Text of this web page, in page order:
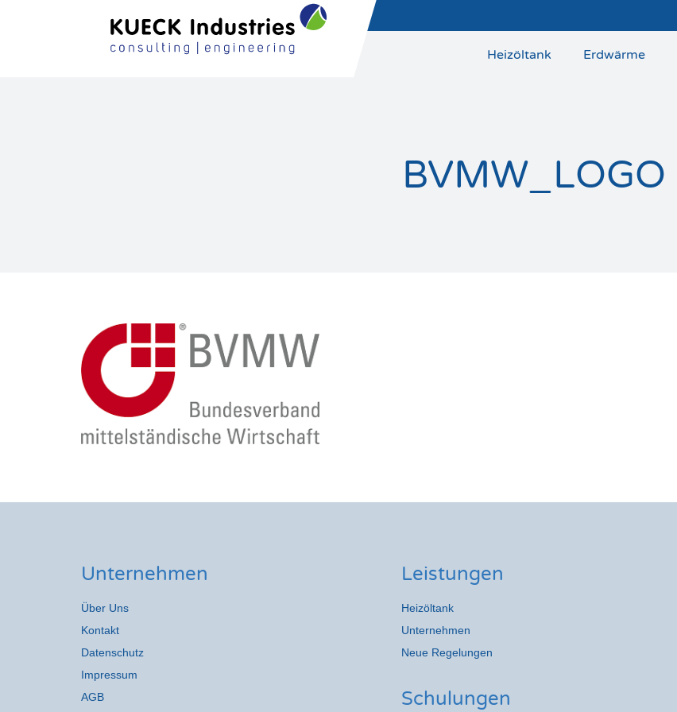
Heizöltank Erdwärme
BVMW_LOGO
Unternehmen
Über Uns
Kontakt
Datenschutz
Impressum
AGB
Leistungen
Heizöltank
Unternehmen
Neue Regelungen
Schulungen